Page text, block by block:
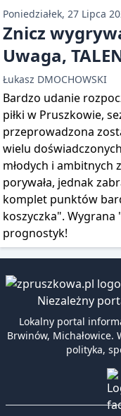
Poniedziałek, 27 Lipca
Znicz
Uwaga,
Łukasz DMOCHOWSKI
Bardzo udanie
piłki w Pruszkowie,
przeprowadzona
wielu
młodych i ambitnych
porywała, jednak
komplet punktów
koszyczka".
prognostyk!
Niezależny
Lokalny portal
Brwinów,
polityka,